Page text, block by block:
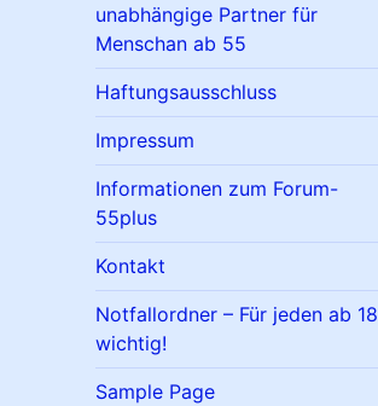
unabhängige Partner für
Menschan ab 55
Haftungsausschluss
Impressum
Informationen zum Forum-
55plus
Kontakt
Notfallordner – Für jeden ab 18
wichtig!
Sample Page